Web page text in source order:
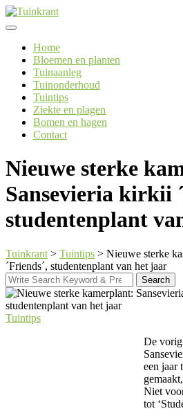
Skip
to
Home
Bloemen en planten
Tuinaanleg
Tuinonderhoud
Tuintips
Ziekte en plagen
Bomen en hagen
Contact
Nieuwe sterke
Sansevieria kirkii
studentenplant
Tuinkrant > Tuintips > Nieuwe sterke
´Friends´, studentenplant van het jaar
Search
for:
Search
Tuintips
De vorig
een jaar
Niet
tot